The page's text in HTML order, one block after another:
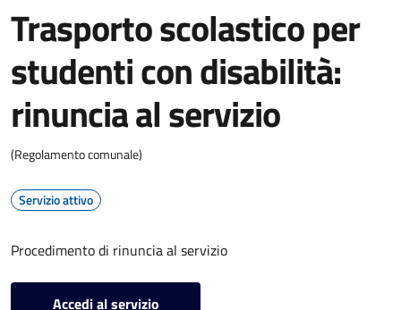
Trasporto scolastico per
studenti con disabilità:
rinuncia al servizio
(Regolamento comunale)
Servizio attivo
Procedimento di rinuncia al servizio
Accedi al servizio